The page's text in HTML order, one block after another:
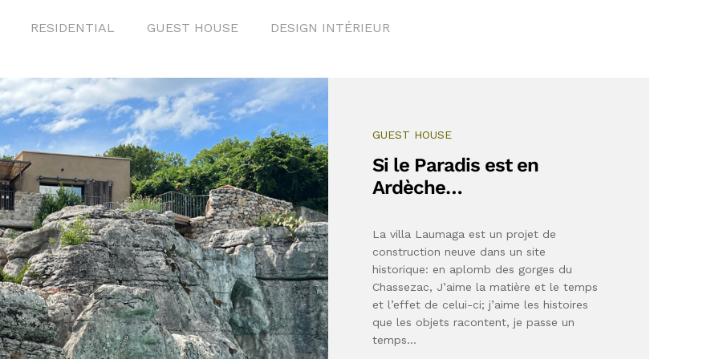
RESIDENTIAL GUEST HOUSE DESIGN INTÉRIEUR
GUEST HOUSE
Si le Paradis est en
Ardèche…
La villa Laumaga est un projet de
construction neuve dans un site
historique: en aplomb des gorges du
Chassezac, J’aime la matière et le temps
et l’effet de celui-ci; j’aime les histoires
que les objets racontent, je passe un
temps…